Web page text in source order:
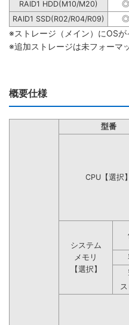
RAID1 HDD(M10/M20) ◎
RAID1 SSD(R02/R04/R09)
◎
※ストレージ（メイン）にOS
※追加ストレージは未フォーマ
概要仕様
型番
CPU【選択】
システム
メモリ
【選択】